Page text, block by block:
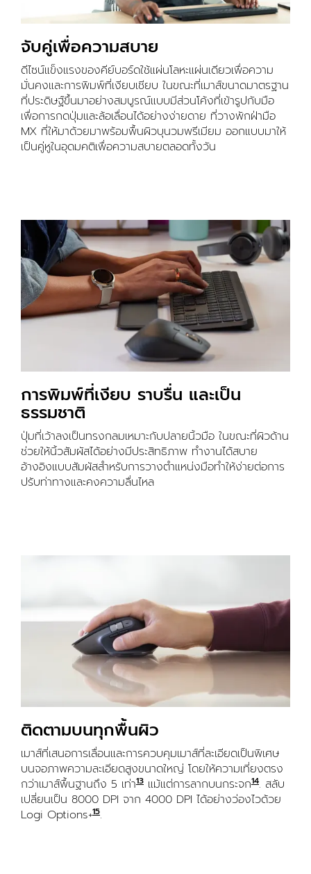
จับคู่เพื่อความสบาย
ดีไซน์แข็งแรงของคีย์บอร์ดใช้แผ่นโลหะแผ่นเดียวเพื่อความ
มั่นคงและการพิมพ์ที่เงียบเชียบ ในขณะที่เมาส์ขนาดมาตรฐาน
ที่ประดิษฐ์ขึ้นมาอย่างสมบูรณ์แบบมีส่วนโค้งที่เข้ารูปกับมือ
เพื่อการกดปุ่มและล้อเลื่อนได้อย่างง่ายดาย ที่วางพักฝ่ามือ
MX ที่ให้มาด้วยมาพร้อมพื้นผิวบุนวมพรีเมียม ออกแบบมาให้
เป็นคู่หูในอุดมคติเพื่อความสบายตลอดทั้งวัน
การพิมพ์ที่เงียบ ราบรื่น และเป็น
ธรรมชาติ
ปุ่มที่เว้าลงเป็นทรงกลมเหมาะกับปลายนิ้วมือ ในขณะที่ผิวด้าน
ช่วยให้นิ้วสัมผัสได้อย่างมีประสิทธิภาพ ทำงานได้สบาย
อ้างอิงแบบสัมผัสสำหรับการวางตำแหน่งมือทำให้ง่ายต่อการ
ปรับท่าทางและคงความลื่นไหล
ติดตามบนทุกพื้นผิว
เมาส์ที่เสนอการเลื่อนและการควบคุมเมาส์ที่ละเอียดเป็นพิเศษ
บนจอภาพความละเอียดสูงขนาดใหญ่ โดยให้ความเที่ยงตรง
กว่าเมาส์พื้นฐานถึง 5 เท่า13 เปรียบเทียบกับเมาส์ Logitech ปก
แม้แต่การลากบนกระจก14กระจกหน
. สลับ
เปลี่ยนเป็น 8000 DPI จาก 4000 DPI ได้อย่างว่องไวด้วย
Logi Options+15ดาวน์โหลดได้สำหรับ Windows และ
.